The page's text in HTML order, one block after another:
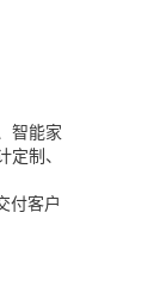
智能家
制、
付客户